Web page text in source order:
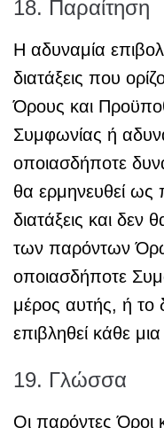
18. Παραίτηση
Η αδυναμία
διατάξεις που
Όρους και
Συμφωνίας ή
οποιασδήποτε
θα ερμηνευθεί ως
διατάξεις και δεν
των παρόντων
οποιασδήποτε
μέρος αυτής, ή το
επιβληθεί κάθε
19. Γλώσσα
Οι παρόντες Όροι